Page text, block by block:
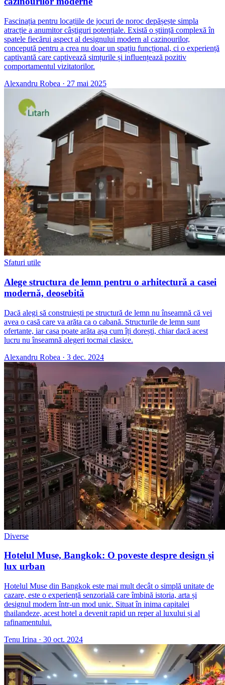
Fascinația pentru locațiile de jocuri de noroc depășește simpla
atracție a anumitor câștiguri potențiale. Există o știință complexă în
spatele fiecărui aspect al designului modern al cazinourilor,
concepută pentru a crea nu doar un spațiu funcțional, ci o experiență
captivantă care captivează simțurile și influențează pozitiv
comportamentul vizitatorilor.
Alexandru Robea · 27 mai 2025
Sfaturi utile
Alege structura de lemn pentru o arhitectură a casei
modernă, deosebită
Dacă alegi să construiești pe structură de lemn nu înseamnă că vei
avea o casă care va arăta ca o cabană. Structurile de lemn sunt
ofertante, iar casa poate arăta așa cum îți dorești, chiar dacă acest
lucru nu înseamnă alegeri tocmai clasice.
Alexandru Robea · 3 dec. 2024
Diverse
Hotelul Muse, Bangkok: O poveste despre design și
lux urban
Hotelul Muse din Bangkok este mai mult decât o simplă unitate de
cazare, este o experiență senzorială care îmbină istoria, arta și
designul modern într-un mod unic. Situat în inima capitalei
thailandeze, acest hotel a devenit rapid un reper al luxului și al
rafinamentului.
Tenu Irina · 30 oct. 2024